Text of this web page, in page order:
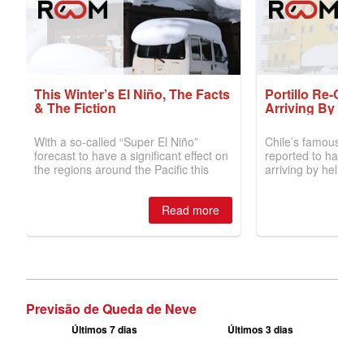
Previsão de Queda de Neve
Últimos 7 dias Últimos 3 dias